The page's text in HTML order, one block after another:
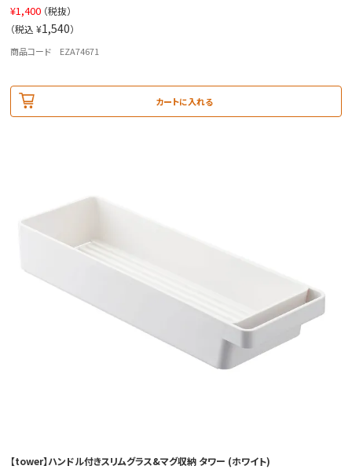
¥1,400 （税抜）
（税込 ¥1,540）
商品コード EZA74671
カートに入れる
【tower】ハンドル付きスリムグラス&マグ収納 タワー (ホワイト)